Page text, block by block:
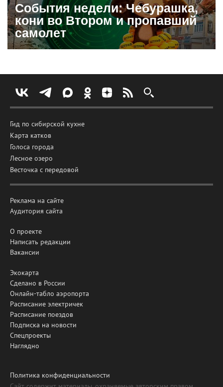
События недели: Чебурашка,
кони во Втором и пропавший
самолет
Гид по сибирской кухне
Карта катков
Голоса города
Лесное озеро
Весточка с передовой
Реклама на сайте
Аудитория сайта
О проекте
Написать редакции
Вакансии
Экокарта
Сделано в России
Онлайн-табло аэропорта
Расписание электричек
Расписание поездов
Подписка на новости
Спецпроекты
Наглядно
Политика конфиденциальности